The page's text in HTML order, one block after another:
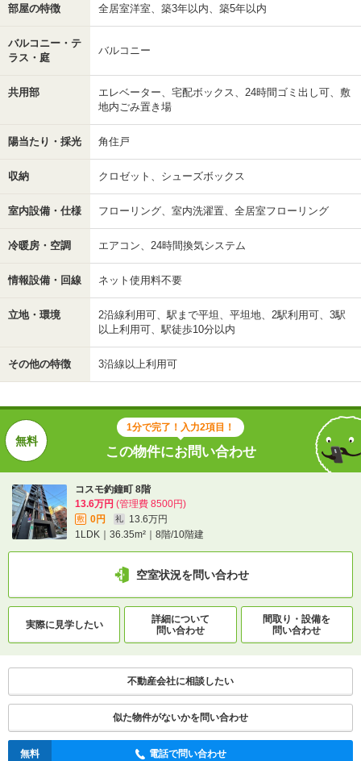
部屋の特徴 全居室洋室、築3年以内、築5年以内
バルコニー・テ
ラス・庭
バルコニー
共用部
エレベーター、宅配ボックス、24時間ゴミ出し可、敷
地内ごみ置き場
陽当たり・採光 角住戸
収納 クロゼット、シューズボックス
室内設備・仕様 フローリング、室内洗濯置、全居室フローリング
冷暖房・空調 エアコン、24時間換気システム
情報設備・回線 ネット使用料不要
立地・環境
2沿線利用可、駅まで平坦、平坦地、2駅利用可、3駅
以上利用可、駅徒歩10分以内
その他の特徴 3沿線以上利用可
1分で完了！入力2項目！
この物件にお問い合わせ
コスモ釣鐘町 8階
13.6万円 (管理費 8500円)
敷 0円 礼
13.6万円
1LDK｜36.35m²｜8階/10階建
空室状況を問い合わせ
実際に見学したい
詳細について
問い合わせ
間取り・設備を
問い合わせ
不動産会社に相談したい
似た物件がないかを問い合わせ
無料 電話で問い合わせ